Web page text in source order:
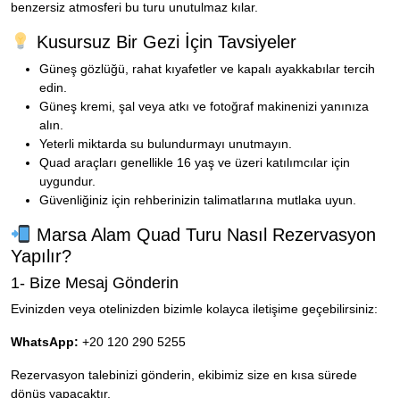
benzersiz atmosferi bu turu unutulmaz kılar.
Kusursuz Bir Gezi İçin Tavsiyeler
Güneş gözlüğü, rahat kıyafetler ve kapalı ayakkabılar tercih
edin.
Güneş kremi, şal veya atkı ve fotoğraf makinenizi yanınıza
alın.
Yeterli miktarda su bulundurmayı unutmayın.
Quad araçları genellikle 16 yaş ve üzeri katılımcılar için
uygundur.
Güvenliğiniz için rehberinizin talimatlarına mutlaka uyun.
Marsa Alam Quad Turu Nasıl Rezervasyon
Yapılır?
1- Bize Mesaj Gönderin
Evinizden veya otelinizden bizimle kolayca iletişime geçebilirsiniz:
WhatsApp: +20 120 290 5255
Rezervasyon talebinizi gönderin, ekibimiz size en kısa sürede
dönüş yapacaktır.